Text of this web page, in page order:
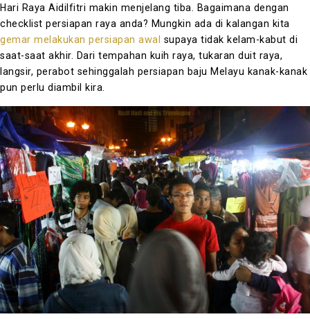
Hari Raya Aidilfitri makin menjelang tiba. Bagaimana dengan
checklist persiapan raya anda? Mungkin ada di kalangan kita
gemar melakukan persiapan awal
supaya tidak kelam-kabut di
saat-saat akhir. Dari tempahan kuih raya, tukaran duit raya,
langsir, perabot sehinggalah persiapan baju Melayu kanak-kanak
pun perlu diambil kira.